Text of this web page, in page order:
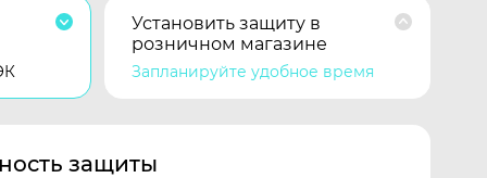
Установить защиту в
розничном магазине
Запланируйте удобное время
защиты